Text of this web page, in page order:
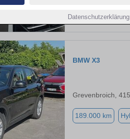
Datenschutzerklärung
BMW X3
Grevenbroich,
189.000 km